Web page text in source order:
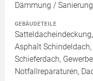
Dämmung /
GEBÄUDETEILE
Asphalt
Schieferdach,
Notfallreparaturen,